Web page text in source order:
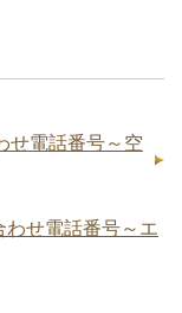
せ電話番号～空
わせ電話番号～エ